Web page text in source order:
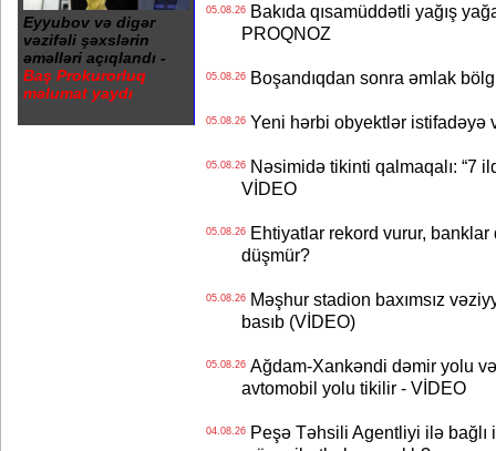
Eyyubov və digər
vəzifəli şəxslərin
əməlləri açıqlandı -
Baş Prokurorluq
məlumat yaydı
05.08.26Bakıda qısamüddətli yağış
PROQNOZ
05.08.26Boşandıqdan sonra əmlak
05.08.26Yeni hərbi obyektlər istifadəyə
05.08.26Nəsimidə tikinti qalmaqalı: “7
VİDEO
05.08.26Ehtiyatlar rekord vurur, banklar
düşmür?
05.08.26Məşhur stadion baxımsız
basıb (VİDEO)
05.08.26Ağdam-Xankəndi dəmir yolu
avtomobil yolu tikilir - VİDEO
04.08.26Peşə Təhsili Agentliyi ilə bağlı